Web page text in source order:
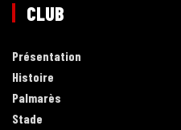
CLUB
Présentation
Histoire
Palmarès
Stade